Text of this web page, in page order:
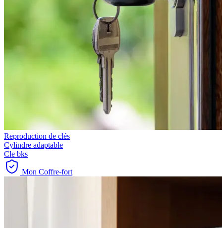
Reproduction de clés
Cylindre adaptable
Cle bks
Mon Coffre-fort